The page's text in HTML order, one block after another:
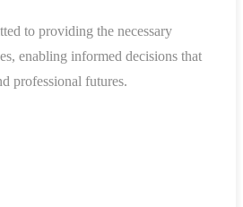
to providing the necessary
enabling informed decisions that
professional futures.